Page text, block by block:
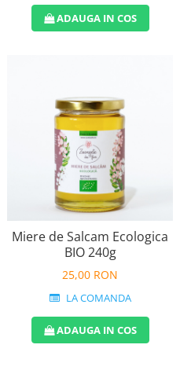
ADAUGA IN COS
Miere de Salcam Ecologica
BIO 240g
25,00 RON
LA COMANDA
ADAUGA IN COS